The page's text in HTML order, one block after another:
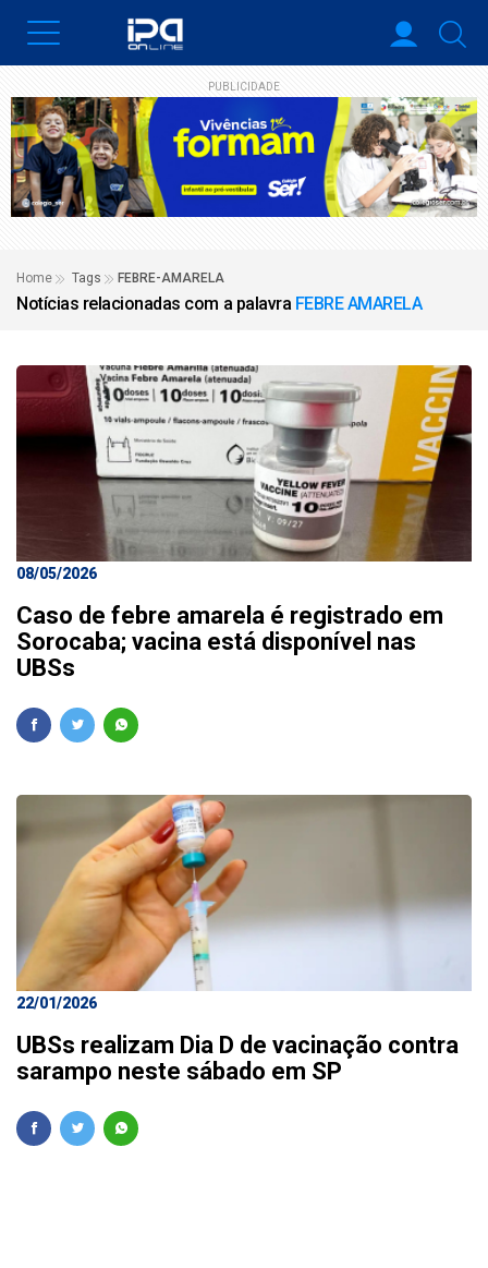
PUBLICIDADE
Home Tags FEBRE-AMARELA
Notícias relacionadas com a palavra FEBRE AMARELA
08/05/2026
Caso de febre amarela é registrado em
Sorocaba; vacina está disponível nas
UBSs
22/01/2026
UBSs realizam Dia D de vacinação contra
sarampo neste sábado em SP